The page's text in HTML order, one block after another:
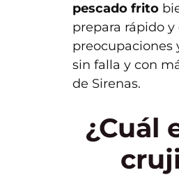
pescado frito
prepara rápido
preocupaciones
sin falla y con
de Sirenas.
¿Cuál